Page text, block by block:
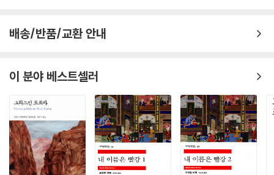
배송/반품/교환 안내
이 분야 베스트셀러